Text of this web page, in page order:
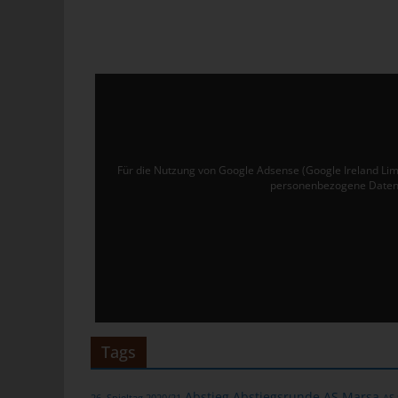
Für die Nutzung von Google Adsense (Google Ireland
personenbezogene
Tags